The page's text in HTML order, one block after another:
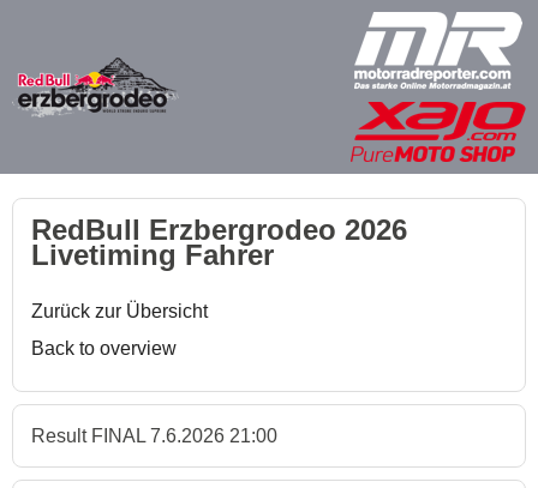
RedBull Erzbergrodeo 2026
Livetiming Fahrer
Zurück zur Übersicht
Back to overview
Result FINAL 7.6.2026 21:00